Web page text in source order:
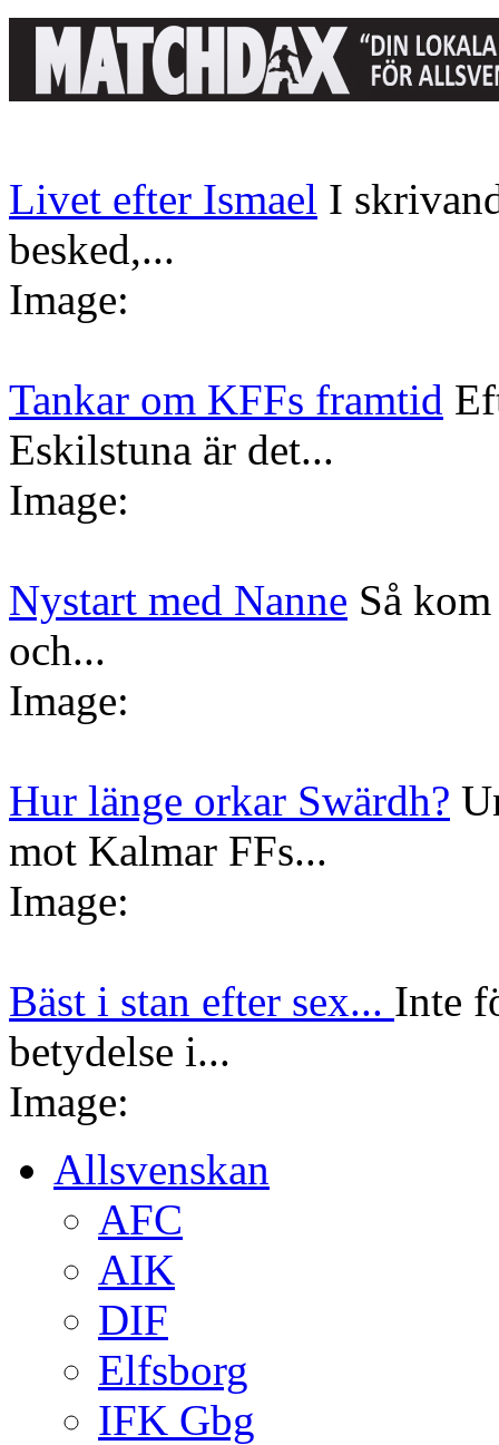
Livet efter Ismael I
besked,...
Image:
Tankar om KFFs framtid
Eskilstuna är det...
Image:
Nystart med Nanne Så
och...
Image:
Hur länge orkar Swärdh?
mot Kalmar FFs...
Image:
Bäst i stan efter sex... Inte
betydelse i...
Image:
Allsvenskan
AFC
AIK
DIF
Elfsborg
IFK Gbg